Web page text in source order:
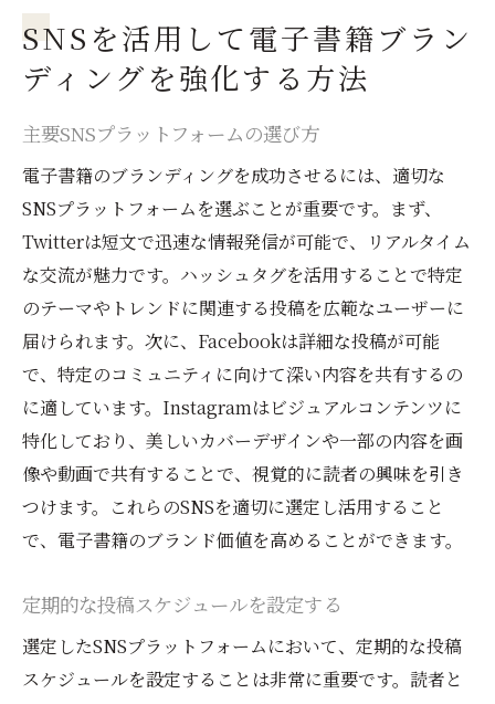
SNSを活用して電子書籍ブラン
ディングを強化する方法
主要SNSプラットフォームの選び方
電子書籍のブランディングを成功させるには、適切な
SNSプラットフォームを選ぶことが重要です。まず、
Twitterは短文で迅速な情報発信が可能で、リアルタイム
な交流が魅力です。ハッシュタグを活用することで特定
のテーマやトレンドに関連する投稿を広範なユーザーに
届けられます。次に、Facebookは詳細な投稿が可能
で、特定のコミュニティに向けて深い内容を共有するの
に適しています。Instagramはビジュアルコンテンツに
特化しており、美しいカバーデザインや一部の内容を画
像や動画で共有することで、視覚的に読者の興味を引き
つけます。これらのSNSを適切に選定し活用すること
で、電子書籍のブランド価値を高めることができます。
定期的な投稿スケジュールを設定する
選定したSNSプラットフォームにおいて、定期的な投稿
スケジュールを設定することは非常に重要です。読者と